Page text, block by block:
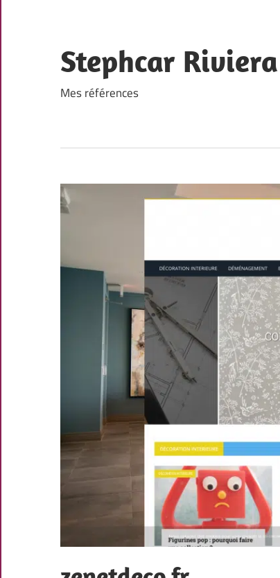
content
Stephcar Riviera
Mes références